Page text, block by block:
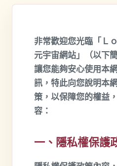
非常歡迎您光臨「Ｌ
元宇宙網站」（以下
讓您能夠安心使用本
訊，特此向您說明本
策，以保障您的權益
容：
一、隱私權保護